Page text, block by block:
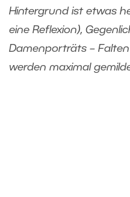
Hintergrund ist etwas
eine Reflexion),
Damenporträts –
werden maximal